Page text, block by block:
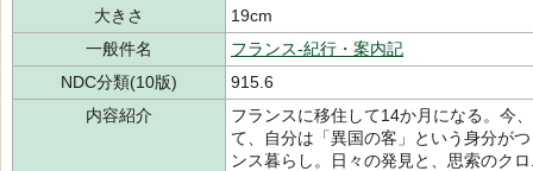
大きさ
19cm
一般件名
フランス-紀行・案内記
NDC分類(10版)
915.6
内容紹介
フランスに移住して14か月になる。今
て、自分は「異国の客」という身分が
ンス暮らし。日々の発見と、思索のク